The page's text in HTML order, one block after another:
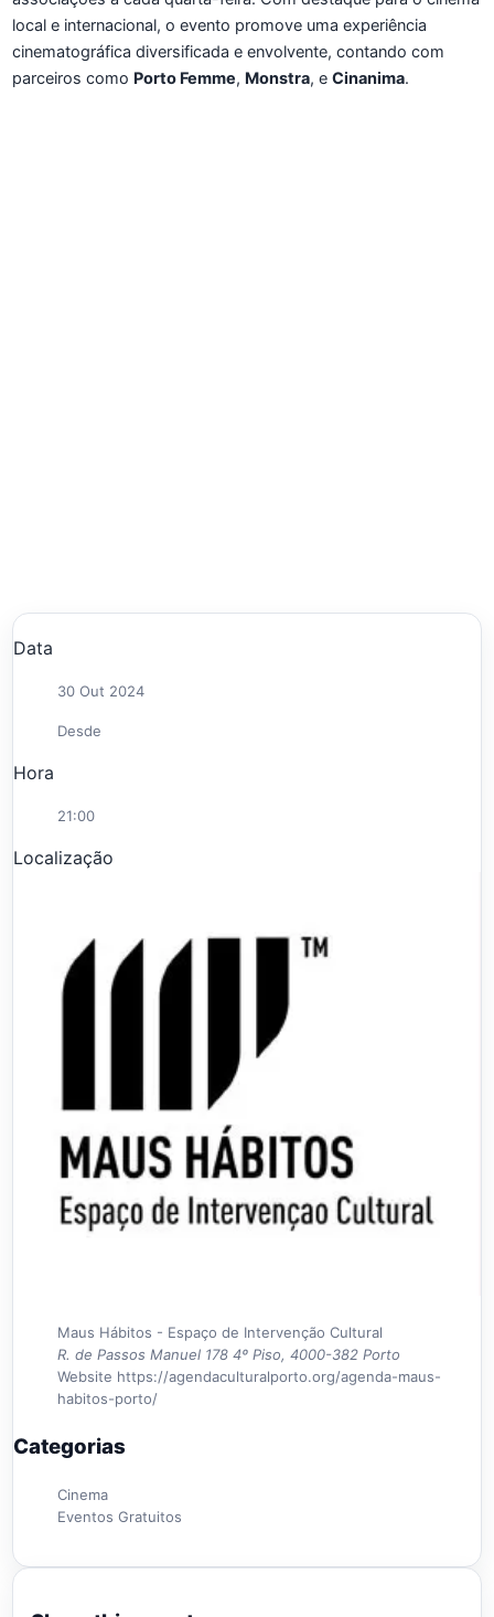
local e internacional, o evento promove uma experiência
cinematográfica diversificada e envolvente, contando com
parceiros como Porto Femme, Monstra, e Cinanima.
Data
30 Out 2024
Desde
Hora
21:00
Localização
Maus Hábitos - Espaço de Intervenção Cultural
R. de Passos Manuel 178 4º Piso, 4000-382 Porto
Website https://agendaculturalporto.org/agenda-maus-
habitos-porto/
Categorias
Cinema
Eventos Gratuitos